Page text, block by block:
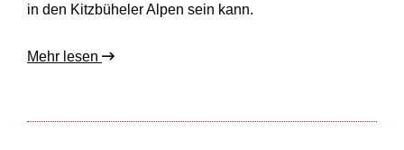
in den Kitzbüheler Alpen sein kann.
Mehr lesen